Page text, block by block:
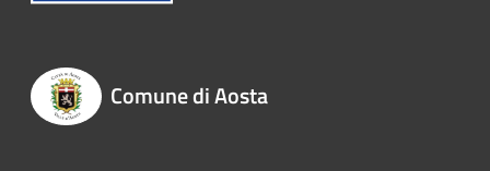
Comune di Aosta